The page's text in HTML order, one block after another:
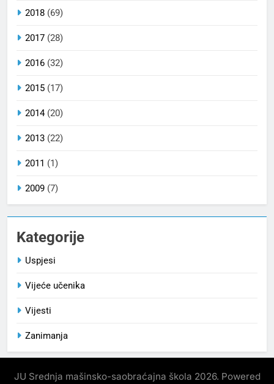
2018 (69)
2017 (28)
2016 (32)
2015 (17)
2014(20)
2013 (22)
2011 (1)
2009 (7)
Kategorije
Uspjesi
Vijeće učenika
Vijesti
Zanimanja
JU Srednja mašinsko-saobraćajna škola 2026. Powered